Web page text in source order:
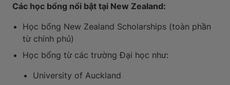
Các học bổng nổi bật tại New Zealand:
Học bổng New Zealand Scholarships (toàn phần
từ chính phủ)
Học bổng từ các trường Đại học như:
University of Auckland